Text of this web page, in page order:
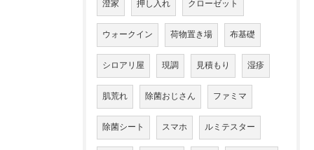
澄家 押し入れ クローゼット
ウォークイン 荷物置き場 布基礎
シロアリ屋 現調 見積もり 湿疹
肌荒れ 除菌おじさん ファミマ
除菌シート スマホ ルミテスター